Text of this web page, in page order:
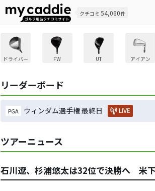
クチコミ 54,060件
ドライバー FW UT アイアン
リーダーボード
PGA ウィンダム選手権 最終日 LIVE
ツアーニュース
石川遼、杉浦悠太は32位で決勝へ 米